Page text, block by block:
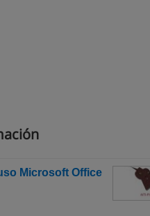
Microsoft Office